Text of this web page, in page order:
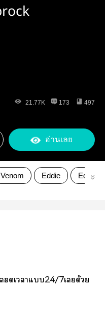
21.77K 173 497
อ่านเลย
Venom Eddie Eddie
เาแ24/7เด้วย